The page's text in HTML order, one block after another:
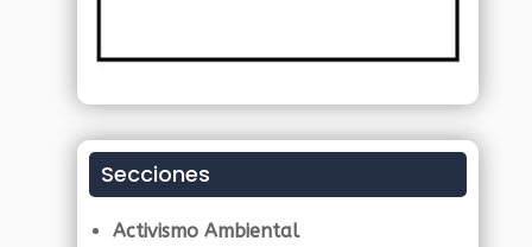
Secciones
Activismo Ambiental